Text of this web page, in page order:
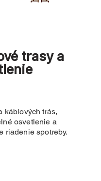
trasy a
káblových trás,
osvetlenie a
riadenie spotreby.